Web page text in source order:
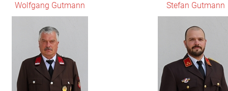
Wolfgang Gutmann
Stefan Gutmann